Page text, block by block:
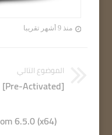
منذ 9 أشهر تقريبا
الموضوع التالي
[Pre-Activated]
6.5.0 (x64)